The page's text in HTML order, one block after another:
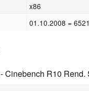
x86
01.10.2008 =
- Cinebench R10 Rend.